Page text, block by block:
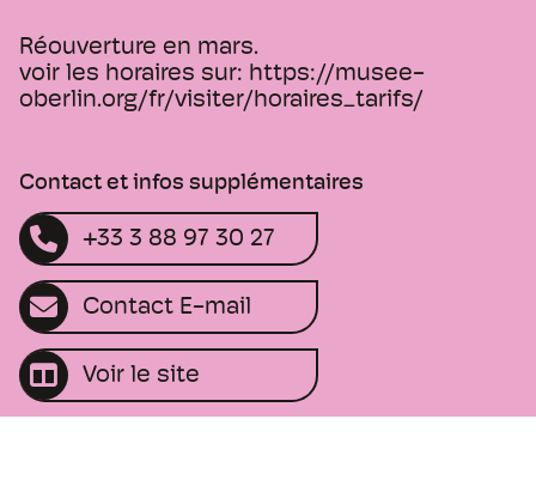
Réouverture en mars.
voir les horaires sur: https://musee-
oberlin.org/fr/visiter/horaires_tarifs/
Contact et infos supplémentaires
+33 3 88 97 30 27
Contact E-mail
Voir le site